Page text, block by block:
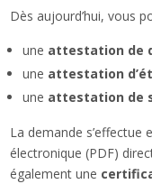
Dès aujourd’hui, vous
une attestation de
une attestation
une attestation de
La demande
électronique (PDF)
également une